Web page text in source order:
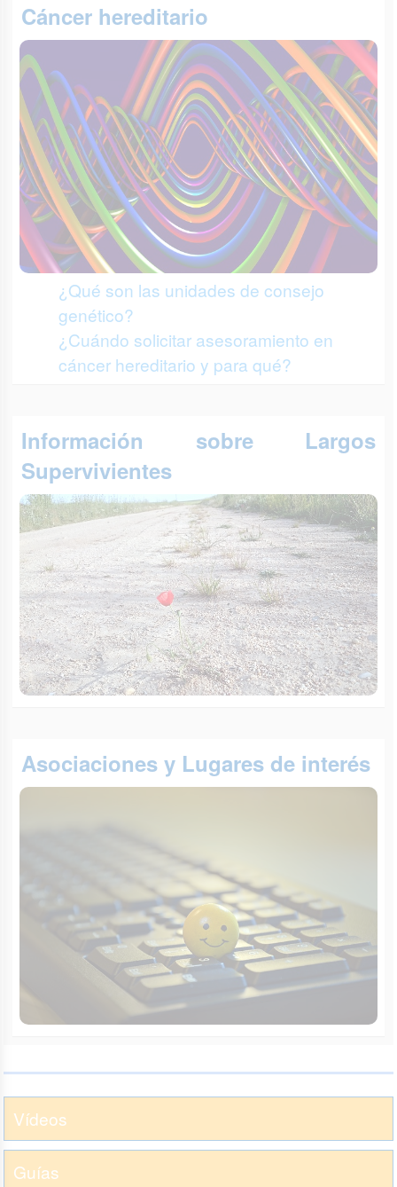
Cáncer hereditario
¿Qué son las unidades de consejo
genético?
¿Cuándo solicitar asesoramiento en
cáncer hereditario y para qué?
Información sobre Largos
Supervivientes
Asociaciones y Lugares de interés
Vídeos
Guías